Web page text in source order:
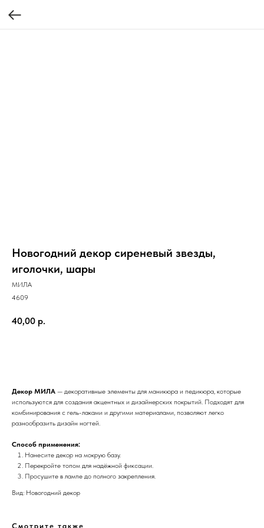
Новогодний декор сиреневый звезды,
иголочки, шары
МИЛА
4609
40,00 р.
Декор МИЛА — декоративные элементы для маникюра и педикюра, которые
используются для создания акцентных и дизайнерских покрытий. Подходят для
комбинирования с гель-лаками и другими материалами, позволяют легко
разнообразить дизайн ногтей.
Способ применения:
Нанесите декор на мокрую базу.
Перекройте топом для надёжной фиксации.
Просушите в лампе до полного закрепления.
Вид: Новогодний декор
Смотрите также